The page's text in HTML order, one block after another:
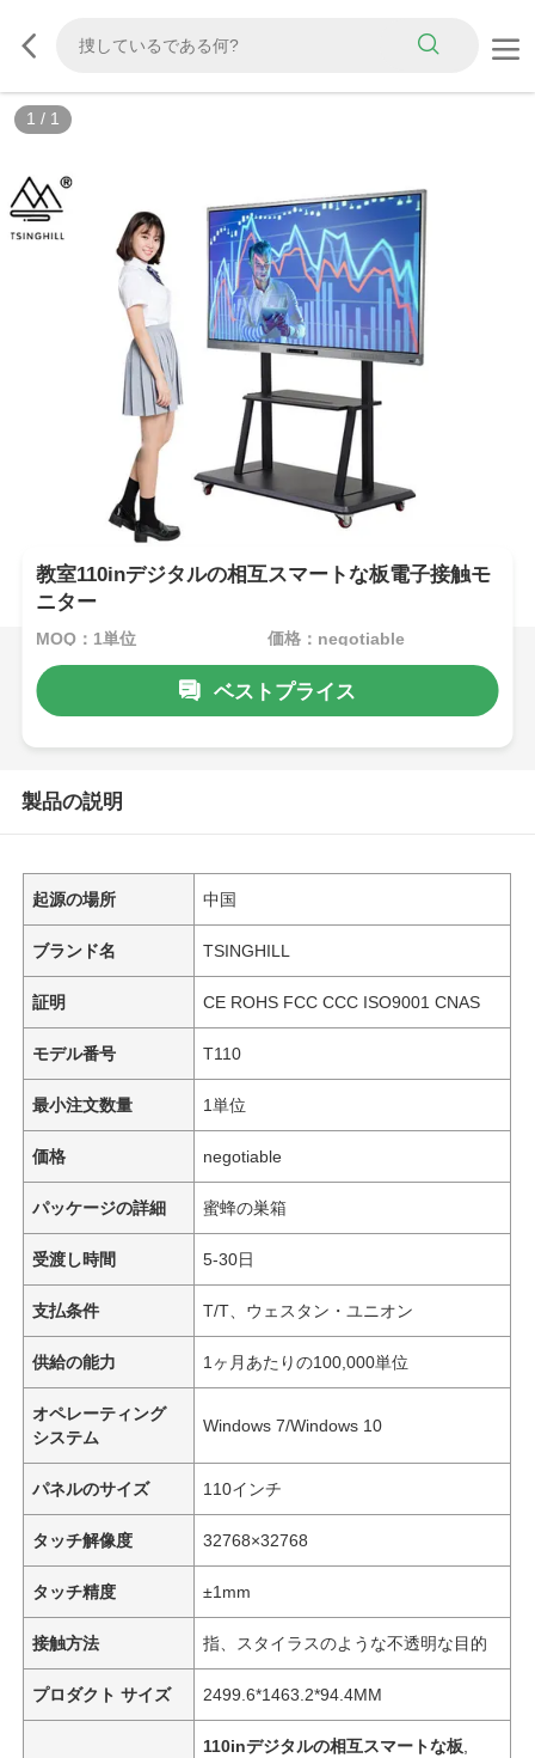
1 / 1
教室110inデジタルの相互スマートな板電子接触モ
ニター
MOQ：1単位 価格：negotiable
ベストプライス
製品の説明
起源の場所 中国
ブランド名 TSINGHILL
証明 CE ROHS FCC CCC ISO9001 CNAS
モデル番号 T110
最小注文数量 1単位
価格 negotiable
パッケージの詳細 蜜蜂の巣箱
受渡し時間 5-30日
支払条件 T/T、ウェスタン・ユニオン
供給の能力 1ヶ月あたりの100,000単位
オペレーティング
システム
Windows 7/Windows 10
パネルのサイズ 110インチ
タッチ解像度 32768×32768
タッチ精度 ±1mm
接触方法 指、スタイラスのような不透明な目的
プロダクト サイズ 2499.6*1463.2*94.4MM
110inデジタルの相互スマートな板